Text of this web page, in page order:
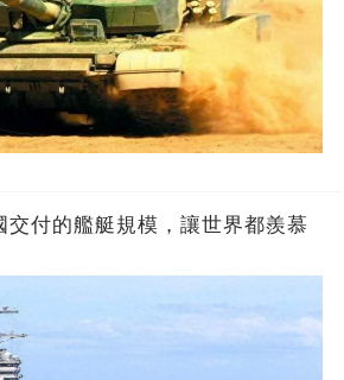
交付的艦艇規模，讓世界都羨慕